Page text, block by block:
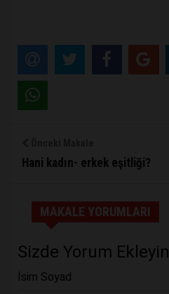
Hani kadın- erkek eşitliği?
MAKALE YORUMLARI
Sizde Yorum Ekleyin
İsim Soyad